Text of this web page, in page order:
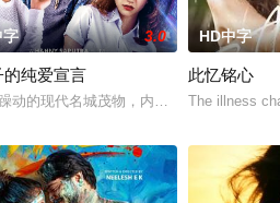
天昊（周澄奧 饰）断崖式分手后陷入无
字 3.0
的纯爱宣言
动的现代名城茂物，内向腼腆的梭罗少女
HD中字
此忆铭心
The illness